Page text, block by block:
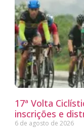
17ª Volta
inscrições e
6 de agosto de 2026